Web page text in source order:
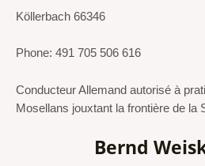
Köllerbach 66346
Phone: 491 705 506 616
Conducteur Allemand autorisé à
Mosellans jouxtant la frontière de la
Bernd